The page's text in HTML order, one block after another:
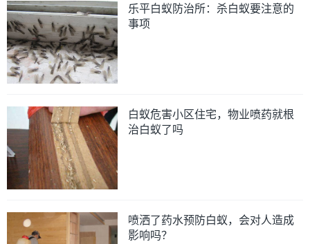
乐平白蚁防治所：杀白蚁要注意的
事项
白蚁危害小区住宅，物业喷药就根
治白蚁了吗
喷洒了药水预防白蚁，会对人造成
影响吗？